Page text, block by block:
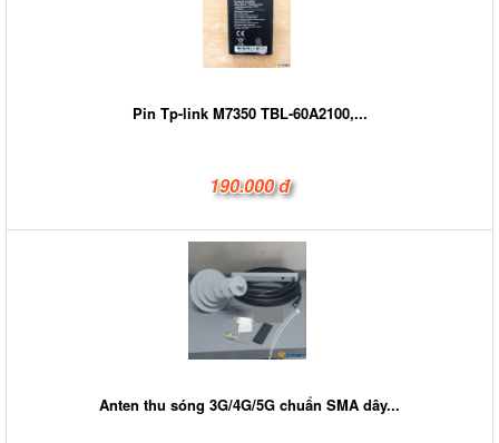
Pin Tp-link M7350 TBL-60A2100,...
190.000 đ
Anten thu sóng 3G/4G/5G chuẩn SMA dây...